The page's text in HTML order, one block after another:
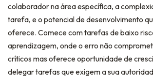
colaborador na área específica, a
tarefa, e o potencial de desenvolvimento
oferece. Comece com tarefas de baixo
aprendizagem, onde o erro não
críticos mas oferece oportunidade de
delegar tarefas que exigem a sua